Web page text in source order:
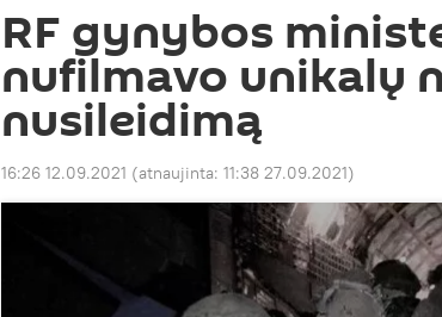
RF gynybos
nufilmavo unikalų
nusileidimą
16:26 12.09.2021 (atnaujinta: 11:38 27.09.2021)